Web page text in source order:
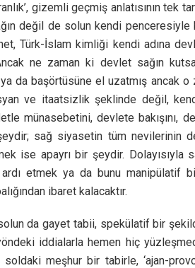
gizemli geçmiş anlatısının tek
değil de solun kendi
Türk-İslam kimliği kendi adına
ne zaman ki devlet sağın
da başörtüsüne el uzatmış ancak
ve itaatsizlik şeklinde değil,
münasebetini, devlete bakışını,
sağ siyasetin tüm nevilerinin
ise apayrı bir şeydir.
ardı etmek ya da bunu manipülatif
ibaret kalacaktır.
solun da gayet tabii, spekülatif bir
iddialarla hemen hiç
soldaki meşhur bir tabirle, ‘ajan-